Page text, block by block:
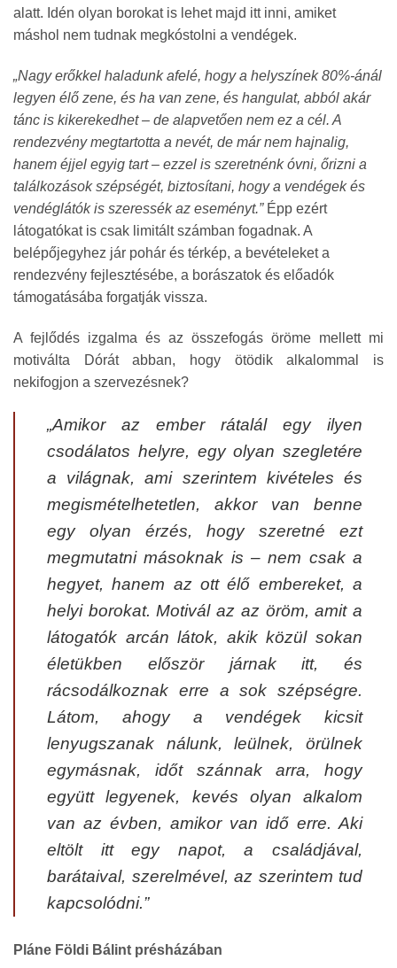
alatt. Idén olyan borokat is lehet majd itt inni, amiket
máshol nem tudnak megkóstolni a vendégek.
„Nagy erőkkel haladunk afelé, hogy a helyszínek 80%-ánál
legyen élő zene, és ha van zene, és hangulat, abból akár
tánc is kikerekedhet – de alapvetően nem ez a cél. A
rendezvény megtartotta a nevét, de már nem hajnalig,
hanem éjjel egyig tart – ezzel is szeretnénk óvni, őrizni a
találkozások szépségét, biztosítani, hogy a vendégek és
vendéglátók is szeressék az eseményt.” Épp ezért
látogatókat is csak limitált számban fogadnak. A
belépőjegyhez jár pohár és térkép, a bevételeket a
rendezvény fejlesztésébe, a borászatok és előadók
támogatásába forgatják vissza.
A fejlődés izgalma és az összefogás öröme mellett mi
motiválta Dórát abban, hogy ötödik alkalommal is
nekifogjon a szervezésnek?
„Amikor az ember rátalál egy ilyen
csodálatos helyre, egy olyan szegletére
a világnak, ami szerintem kivételes és
megismételhetetlen, akkor van benne
egy olyan érzés, hogy szeretné ezt
megmutatni másoknak is – nem csak a
hegyet, hanem az ott élő embereket, a
helyi borokat. Motivál az az öröm, amit a
látogatók arcán látok, akik közül sokan
életükben először járnak itt, és
rácsodálkoznak erre a sok szépségre.
Látom, ahogy a vendégek kicsit
lenyugszanak nálunk, leülnek, örülnek
egymásnak, időt szánnak arra, hogy
együtt legyenek, kevés olyan alkalom
van az évben, amikor van idő erre. Aki
eltölt itt egy napot, a családjával,
barátaival, szerelmével, az szerintem tud
kapcsolódni.”
Pláne Földi Bálint présházában